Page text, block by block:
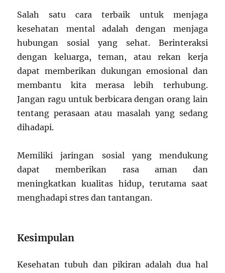
Salah satu cara terbaik untuk menjaga
kesehatan mental adalah dengan menjaga
hubungan sosial yang sehat. Berinteraksi
dengan keluarga, teman, atau rekan kerja
dapat memberikan dukungan emosional dan
membantu kita merasa lebih terhubung.
Jangan ragu untuk berbicara dengan orang lain
tentang perasaan atau masalah yang sedang
dihadapi.
Memiliki jaringan sosial yang mendukung
dapat memberikan rasa aman dan
meningkatkan kualitas hidup, terutama saat
menghadapi stres dan tantangan.
Kesimpulan
Kesehatan tubuh dan pikiran adalah dua hal